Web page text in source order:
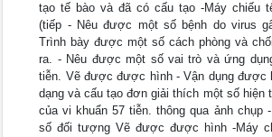
tạo tế bào và đã có cấu tạo -Máy chiếu
(tiếp - Nêu được một số bệnh do virus
Trình bày được một số cách phòng và
ra. - Nêu được một số vai trò và ứng
tiễn. Vẽ được được hình - Vận dụng được
dạng và cấu tạo đơn giải thích một số hiện
của vi khuẩn 57 tiễn. thông qua ảnh chụp
số đối tượng Vẽ được được hình -Máy